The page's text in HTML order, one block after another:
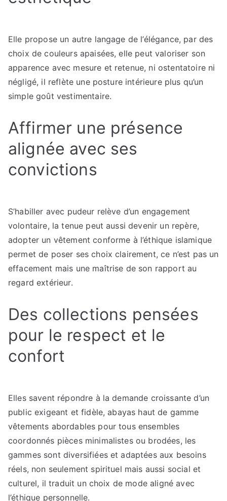
Elle propose un autre langage de l’élégance, par des
choix de couleurs apaisées, elle peut valoriser son
apparence avec mesure et retenue, ni ostentatoire ni
négligé, il reflète une posture intérieure plus qu’un
simple goût vestimentaire.
Affirmer une présence
alignée avec ses
convictions
S’habiller avec pudeur relève d’un engagement
volontaire, la tenue peut aussi devenir un repère,
adopter un vêtement conforme à l’éthique islamique
permet de poser ses choix clairement, ce n’est pas un
effacement mais une maîtrise de son rapport au
regard extérieur.
Des collections pensées
pour le respect et le
confort
Elles savent répondre à la demande croissante d’un
public exigeant et fidèle, abayas haut de gamme
vêtements abordables pour tous ensembles
coordonnés pièces minimalistes ou brodées, les
gammes sont diversifiées et adaptées aux besoins
réels, non seulement spirituel mais aussi social et
culturel, il traduit un choix de mode aligné avec
l’éthique personnelle.